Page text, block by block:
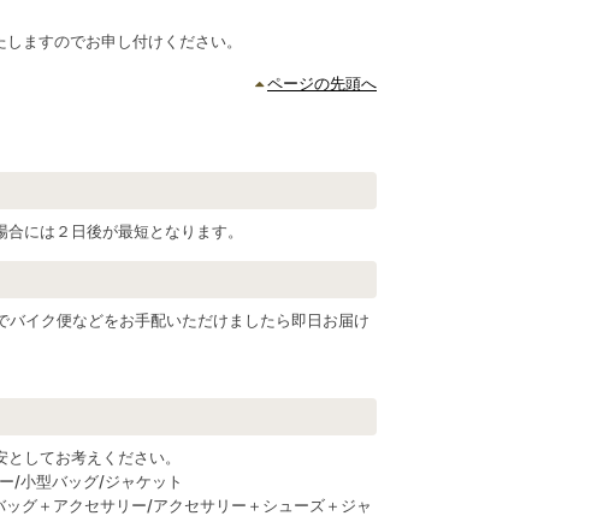
ますのでお申し付けください。
ページの先頭へ
には２日後が最短となります。
イク便などをお手配いただけましたら即日お届け
してお考えください。
/小型バッグ/ジャケット
グ＋アクセサリー/アクセサリー＋シューズ＋ジャ